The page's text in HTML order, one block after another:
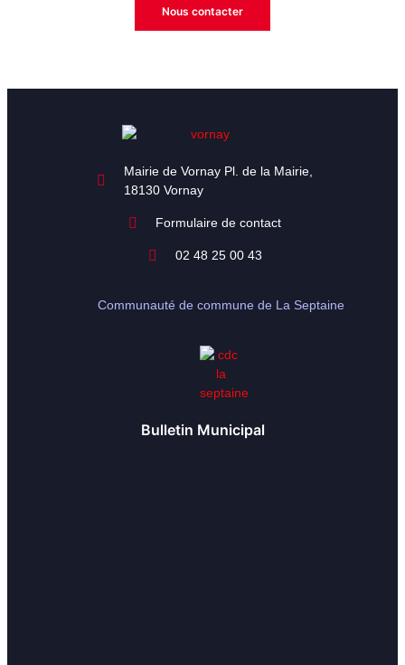
Nous contacter
Mairie de Vornay Pl. de la Mairie,
18130 Vornay
Formulaire de contact
02 48 25 00 43
Communauté de commune de La Septaine
Bulletin Municipal